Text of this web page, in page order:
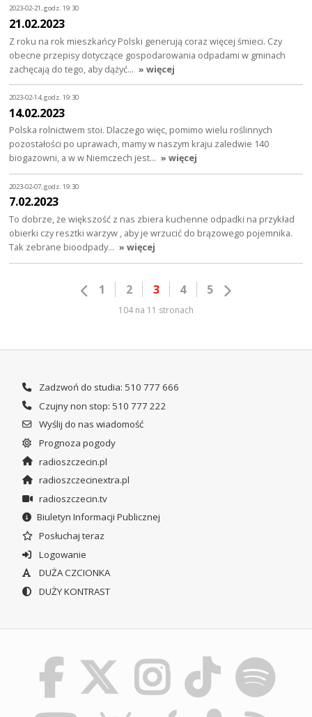
2023-02-21, godz. 19:30
21.02.2023
Z roku na rok mieszkańcy Polski generują coraz więcej śmieci. Czy
obecne przepisy dotyczące gospodarowania odpadami w gminach
zachęcają do tego, aby dążyć… » więcej
2023-02-14, godz. 19:30
14.02.2023
Polska rolnictwem stoi. Dlaczego więc, pomimo wielu roślinnych
pozostałości po uprawach, mamy w naszym kraju zaledwie 140
biogazowni, a w w Niemczech jest… » więcej
2023-02-07, godz. 19:30
7.02.2023
To dobrze, że większość z nas zbiera kuchenne odpadki na przykład
obierki czy resztki warzyw , aby je wrzucić do brązowego pojemnika.
Tak zebrane bioodpady… » więcej
1 2 3 4 5
104 na 11 stronach
Zadzwoń do studia: 510 777 666
Czujny non stop: 510 777 222
Wyślij do nas wiadomość
Prognoza pogody
radioszczecin.pl
radioszczecinextra.pl
radioszczecin.tv
Biuletyn Informacji Publicznej
Posłuchaj teraz
Logowanie
DUŻA CZCIONKA
DUŻY KONTRAST